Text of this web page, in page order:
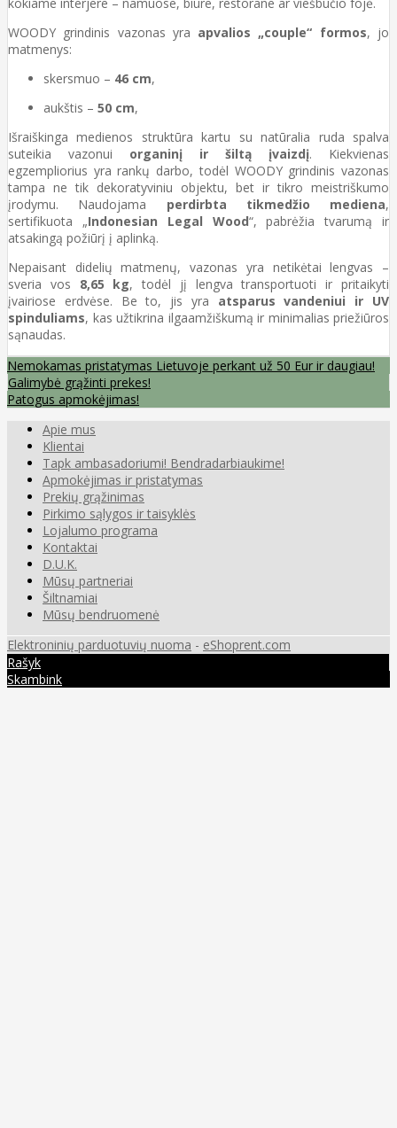
WOODY grindinis vazonas yra apvalios „couple“ formos, jo
matmenys:
skersmuo – 46 cm,
aukštis – 50 cm,
Išraiškinga medienos struktūra kartu su natūralia ruda spalva
suteikia vazonui organinį ir šiltą įvaizdį. Kiekvienas
egzempliorius yra rankų darbo, todėl WOODY grindinis vazonas
tampa ne tik dekoratyviniu objektu, bet ir tikro meistriškumo
įrodymu. Naudojama perdirbta tikmedžio mediena,
sertifikuota „Indonesian Legal Wood“, pabrėžia tvarumą ir
atsakingą požiūrį į aplinką.
Nepaisant didelių matmenų, vazonas yra netikėtai lengvas –
sveria vos 8,65 kg, todėl jį lengva transportuoti ir pritaikyti
įvairiose erdvėse. Be to, jis yra atsparus vandeniui ir UV
spinduliams, kas užtikrina ilgaamžiškumą ir minimalias priežiūros
sąnaudas.
Nemokamas pristatymas Lietuvoje perkant už 50 Eur ir daugiau!
Galimybė grąžinti prekes!
Patogus apmokėjimas!
Apie mus
Klientai
Tapk ambasadoriumi! Bendradarbiaukime!
Apmokėjimas ir pristatymas
Prekių grąžinimas
Pirkimo sąlygos ir taisyklės
Lojalumo programa
Kontaktai
D.U.K.
Mūsų partneriai
Šiltnamiai
Mūsų bendruomenė
Elektroninių parduotuvių nuoma - eShoprent.com
Rašyk
Skambink